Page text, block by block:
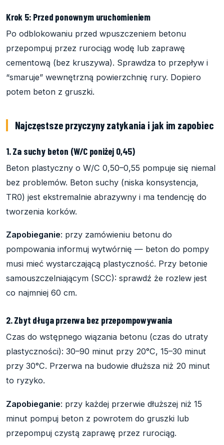
Krok 5: Przed ponownym uruchomieniem
Po odblokowaniu przed wpuszczeniem betonu
przepompuj przez rurociąg wodę lub zaprawę
cementową (bez kruszywa). Sprawdza to przepływ i
“smaruje” wewnętrzną powierzchnię rury. Dopiero
potem beton z gruszki.
Najczęstsze przyczyny zatykania i jak im zapobiec
1. Za suchy beton (W/C poniżej 0,45)
Beton plastyczny o W/C 0,50–0,55 pompuje się niemal
bez problemów. Beton suchy (niska konsystencja,
TR0) jest ekstremalnie abrazywny i ma tendencję do
tworzenia korków.
Zapobieganie: przy zamówieniu betonu do
pompowania informuj wytwórnię — beton do pompy
musi mieć wystarczającą plastyczność. Przy betonie
samouszczelniającym (SCC): sprawdź że rozlew jest
co najmniej 60 cm.
2. Zbyt długa przerwa bez przepompowywania
Czas do wstępnego wiązania betonu (czas do utraty
plastyczności): 30–90 minut przy 20°C, 15–30 minut
przy 30°C. Przerwa na budowie dłuższa niż 20 minut
to ryzyko.
Zapobieganie: przy każdej przerwie dłuższej niż 15
minut pompuj beton z powrotem do gruszki lub
przepompuj czystą zaprawę przez rurociąg.